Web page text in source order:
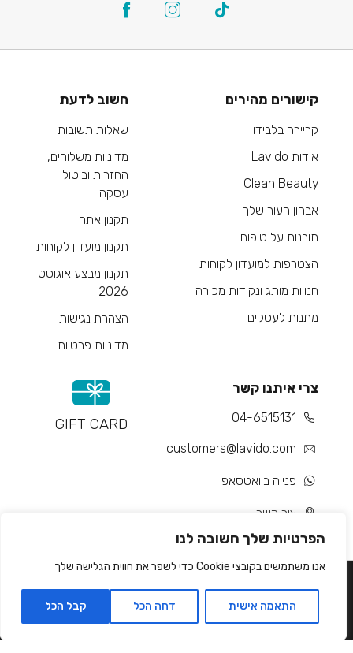
הפרטיות שלך חשובה לנו
אנו משתמשים בקובצי Cookie כדי לשפר את חווית הגלישה שלך
התאמה אישית דחה הכל קבל הכל
קישורים מהירים
קריירה בלבידו
אודות Lavido
Clean Beauty
אבחון העור שלך
תובנות על טיפוח
הצטרפות למועדון לקוחות
חנויות מותג ונקודות מכירה
מתנות לעסקים
חשוב לדעת
שאלות תשובות
מדיניות משלוחים,
החזרות וביטול
עסקה
תקנון אתר
תקנון מועדון לקוחות
תקנון מבצע אוגוסט
2026
הצהרת נגישות
מדיניות פרטיות
צרי איתנו קשר
04-6515131
customers@lavido.com
פנייה בוואטסאפ
צור קשר
GIFT CARD
Developed by Matat Technologies ltd